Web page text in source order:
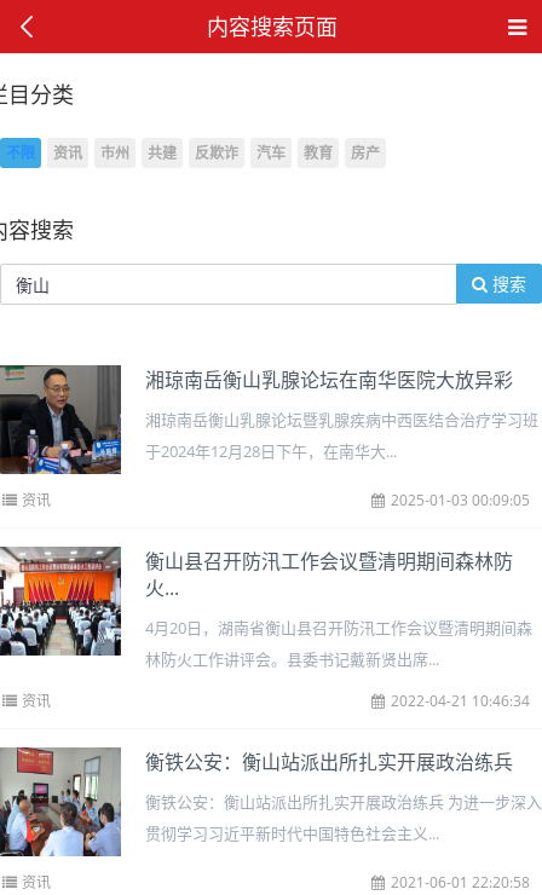
内容搜索页面
目分类
不限 资讯 市州 共建 反欺诈 汽车 教育 房产
容搜索
搜索
湘琼南岳衡山乳腺论坛在南华医院大放异彩
湘琼南岳衡山乳腺论坛暨乳腺疾病中西医结合治疗学习班
于2024年12月28日下午，在南华大...
资讯 2025-01-03 00:09:05
衡山县召开防汛工作会议暨清明期间森林防
火...
4月20日，湖南省衡山县召开防汛工作会议暨清明期间森
林防火工作讲评会。县委书记戴新贤出席...
资讯 2022-04-21 10:46:34
衡铁公安：衡山站派出所扎实开展政治练兵
衡铁公安：衡山站派出所扎实开展政治练兵 为进一步深入
贯彻学习习近平新时代中国特色社会主义...
资讯 2021-06-01 22:20:58